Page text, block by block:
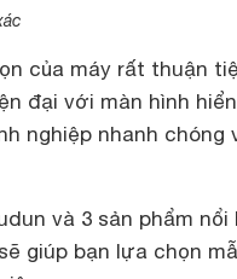
của máy rất thuận
đại với màn hình
nghiệp nhanh chóng
và 3 sản phẩm nổi
giúp bạn lựa chọn